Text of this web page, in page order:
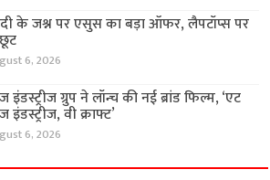
के जश्न पर एसुस का बड़ा ऑफर, लैपटॉप्स पर
6, 2026
इंडस्ट्रीज ग्रुप ने लॉन्च की नई ब्रांड फिल्म, ‘एट
इंडस्ट्रीज, वी क्राफ्ट’
6, 2026